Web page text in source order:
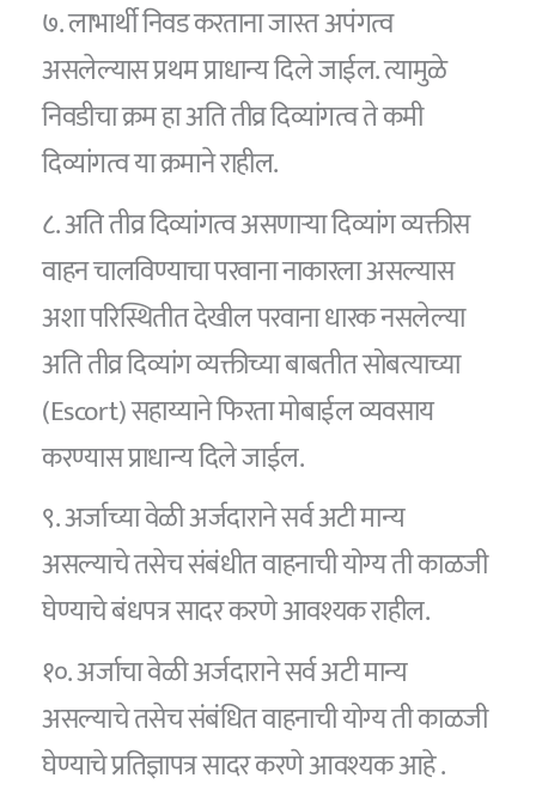
७. लाभार्थी निवड करताना जास्त अपंगत्व
असलेल्यास प्रथम प्राधान्य दिले जाईल. त्यामुळे
निवडीचा क्रम हा अति तीव्र दिव्यांगत्व ते कमी
दिव्यांगत्व या क्रमाने राहील.
८. अति तीव्र दिव्यांगत्व असणाऱ्या दिव्यांग व्यक्तीस
वाहन चालविण्याचा परवाना नाकारला असल्यास
अशा परिस्थितीत देखील परवाना धारक नसलेल्या
अति तीव्र दिव्यांग व्यक्तीच्या बाबतीत सोबत्याच्या
(Escort) सहाय्याने फिरता मोबाईल व्यवसाय
करण्यास प्राधान्य दिले जाईल.
९. अर्जाच्या वेळी अर्जदाराने सर्व अटी मान्य
असल्याचे तसेच संबंधीत वाहनाची योग्य ती काळजी
घेण्याचे बंधपत्र सादर करणे आवश्यक राहील.
१०. अर्जाचा वेळी अर्जदाराने सर्व अटी मान्य
असल्याचे तसेच संबंधित वाहनाची योग्य ती काळजी
घेण्याचे प्रतिज्ञापत्र सादर करणे आवश्यक आहे .